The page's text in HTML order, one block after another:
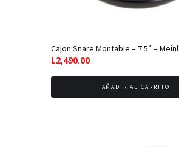
Cajon Snare Montable – 7.5″ – Meinl
L2,490.00
AÑADIR AL CARRITO